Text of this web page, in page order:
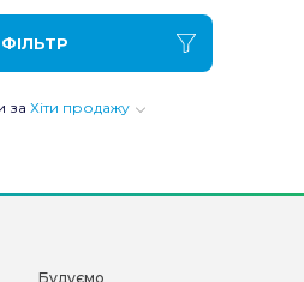
ФІЛЬТР
за Хіти продажу
Будуємо